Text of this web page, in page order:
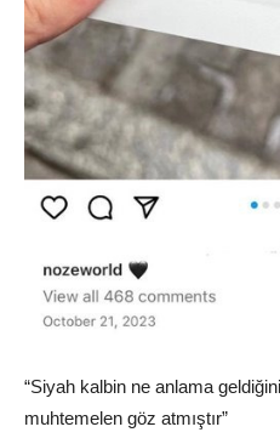
“Siyah kalbin ne anlama
muhtemelen göz atmıştır”